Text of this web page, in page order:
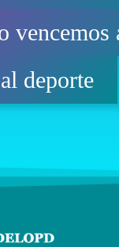
vencemos
deporte